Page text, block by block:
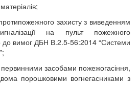
захисту з виведенням
на пульт пожежного
до вимог ДБН В.2.5-56:2014 “Системи
первинними засобами пожежогасіння,
порошковими вогнегасниками з